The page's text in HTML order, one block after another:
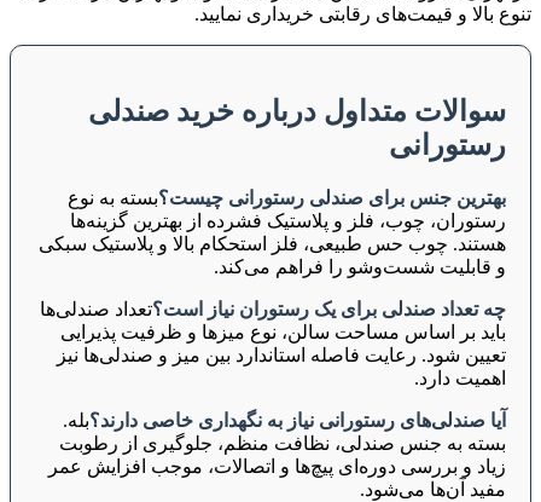
تنوع بالا و قیمت‌های رقابتی خریداری نمایید.
سوالات متداول درباره خرید صندلی
رستورانی
بهترین جنس برای صندلی رستورانی چیست؟بسته به نوع
رستوران، چوب، فلز و پلاستیک فشرده از بهترین گزینه‌ها
هستند. چوب حس طبیعی، فلز استحکام بالا و پلاستیک سبکی
و قابلیت شست‌وشو را فراهم می‌کند.
چه تعداد صندلی برای یک رستوران نیاز است؟تعداد صندلی‌ها
باید بر اساس مساحت سالن، نوع میزها و ظرفیت پذیرایی
تعیین شود. رعایت فاصله استاندارد بین میز و صندلی‌ها نیز
اهمیت دارد.
آیا صندلی‌های رستورانی نیاز به نگهداری خاصی دارند؟بله.
بسته به جنس صندلی، نظافت منظم، جلوگیری از رطوبت
زیاد و بررسی دوره‌ای پیچ‌ها و اتصالات، موجب افزایش عمر
مفید آن‌ها می‌شود.